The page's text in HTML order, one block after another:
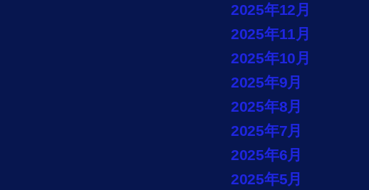
2025年12月
2025年11月
2025年10月
2025年9月
2025年8月
2025年7月
2025年6月
2025年5月